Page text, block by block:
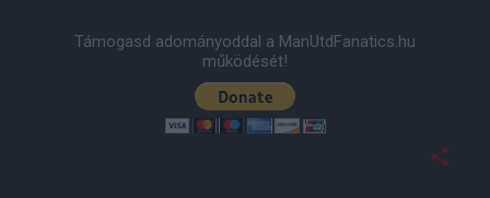
Támogasd adományoddal a ManUtdFanatics.hu
működését!